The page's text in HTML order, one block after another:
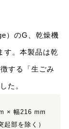
）のG、乾燥機
す。本製品は乾
する「生ごみ
た。
× 幅216 mm
部を除く）